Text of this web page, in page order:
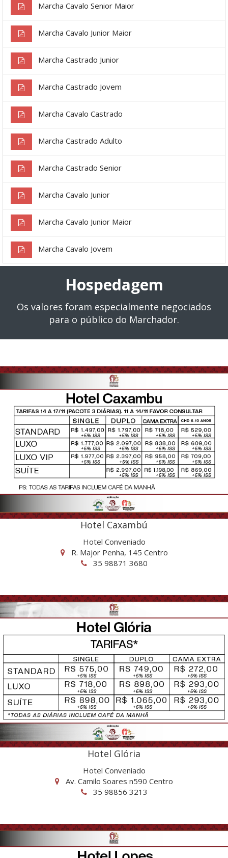
Marcha Cavalo Senior Maior
Marcha Cavalo Junior Maior
Marcha Castrado Junior
Marcha Castrado Jovem
Marcha Cavalo Castrado
Marcha Castrado Adulto
Marcha Castrado Senior
Marcha Cavalo Junior
Marcha Cavalo Junior Maior
Marcha Cavalo Jovem
Hospedagem
Os valores foram especialmente negociados
para o público do Marchador.
Hotel Caxambú
Hotel Conveniado
R. Major Penha, 145 Centro
35 98871 3680
Hotel Glória
Hotel Conveniado
Av. Camilo Soares n590 Centro
35 98856 3213